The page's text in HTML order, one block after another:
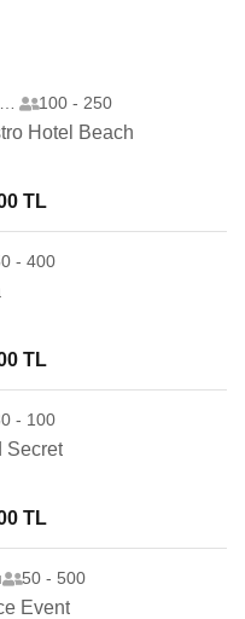
100 - 250
Hotel Beach
TL
- 400
TL
- 100
Secret
TL
50 - 500
Event